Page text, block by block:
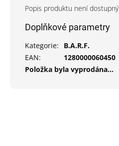
Popis produktu není dostupný
Doplňkové parametry
Kategorie:
B.A.R.F.
EAN:
1280000060450
Položka byla vyprodána…